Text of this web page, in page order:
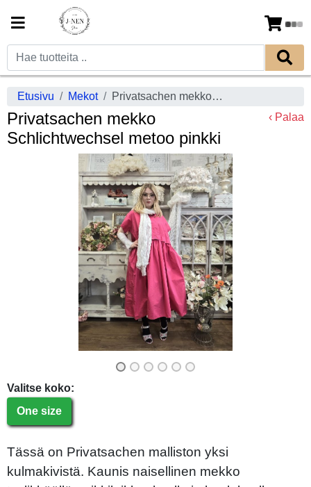
Etusivu Mekot Privatsachen mekko Schlichtwechsel metoo pinkki
Privatsachen mekko
Schlichtwechsel metoo pinkki
‹ Palaa
Previous
Valitse koko:
One size
Tässä on Privatsachen malliston yksi
kulmakivistä. Kaunis naisellinen mekko